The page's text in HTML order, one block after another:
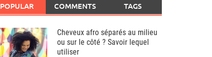
POPULAR COMMENTS TAGS
Cheveux afro séparés au milieu
ou sur le côté ? Savoir lequel
utiliser